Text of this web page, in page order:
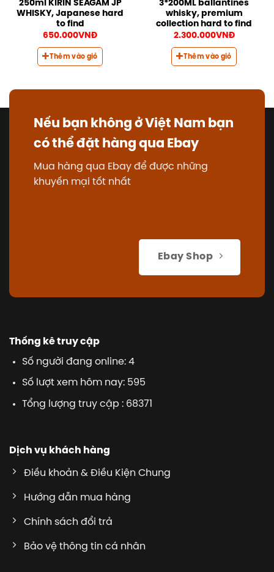
250ml KIRIN SEAGAM JP
WHISKY, Japanese hard
to find
650.000VNĐ
Thêm vào giỏ
3*200ML ballantines
whisky, premium
collection hard to find
2.300.000VNĐ
Thêm vào giỏ
Nếu bạn không ở Việt Nam bạn
có thể đặt hàng qua Ebay
Mua hàng qua Ebay để được những
khuyến mại tốt nhất
Ebay Shop
Thống kê truy cập
Số người đang online: 4
Số lượt xem hôm nay: 595
Tổng lượng truy cập : 68371
Dịch vụ khách hàng
Điều khoản & Điều Kiện Chung
Hướng dẫn mua hàng
Chính sách đổi trả
Bảo vệ thông tin cá nhân